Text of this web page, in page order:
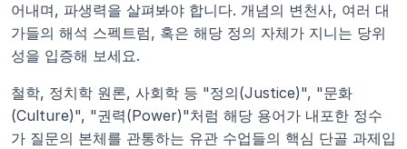
어내며, 파생력을 살펴봐야 합니다. 개념의 변천사, 여러 대
가들의 해석 스펙트럼, 혹은 해당 정의 자체가 지니는 당위
성을 입증해 보세요.
철학, 정치학 원론, 사회학 등 "정의(Justice)", "문화
(Culture)", "권력(Power)"처럼 해당 용어가 내포한 정수
가 질문의 본체를 관통하는 유관 수업들의 핵심 단골 과제입